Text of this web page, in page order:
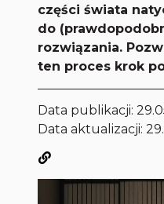
części świata
do
rozwiązania.
ten proces krok
Data publikacji:
Data aktualizacji: